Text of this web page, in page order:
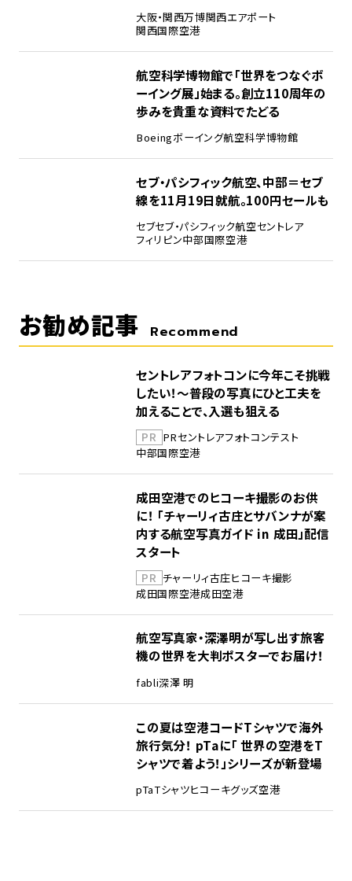
大阪・関西万博関西エアポート
関西国際空港
航空科学博物館で「世界をつなぐボ
ーイング展」始まる。創立110周年の
歩みを貴重な資料でたどる
Boeingボーイング航空科学博物館
セブ・パシフィック航空、中部＝セブ
線を11月19日就航。100円セールも
セブセブ・パシフィック航空セントレア
フィリピン中部国際空港
お勧め記事 Recommend
セントレアフォトコンに今年こそ挑戦
したい！～普段の写真にひと工夫を
加えることで、入選も狙える
PR PRセントレアフォトコンテスト
中部国際空港
成田空港でのヒコーキ撮影のお供
に！ 「チャーリィ古庄とサバンナが案
内する航空写真ガイド in 成田」配信
スタート
PR チャーリィ古庄ヒコーキ撮影
成田国際空港成田空港
航空写真家・深澤明が写し出す旅客
機の世界を大判ポスターでお届け！
fabli深澤 明
この夏は空港コードTシャツで海外
旅行気分！ pTaに「 世界の空港をT
シャツで着よう！」シリーズが新登場
pTaTシャツヒコーキグッズ空港